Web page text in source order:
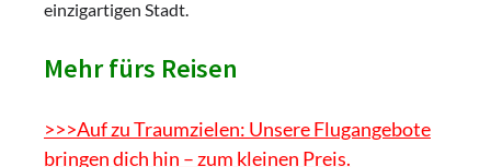
einzigartigen Stadt.
Mehr fürs Reisen
>>>Auf zu Traumzielen: Unsere Flugangebote
bringen dich hin – zum kleinen Preis.